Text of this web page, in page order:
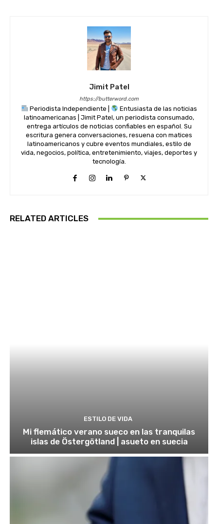
Jimit Patel
https://butterword.com
Periodista Independiente |
Entusiasta de las noticias
latinoamericanas | Jimit Patel, un periodista consumado,
entrega artículos de noticias confiables en español. Su
escritura genera conversaciones, resuena con matices
latinoamericanos y cubre eventos mundiales, estilo de
vida, negocios, política, entretenimiento, viajes, deportes y
tecnología.
RELATED ARTICLES
ESTILO DE VIDA
Mi flemático verano sueco en las tranquilas
islas de Östergötland | asueto en suecia